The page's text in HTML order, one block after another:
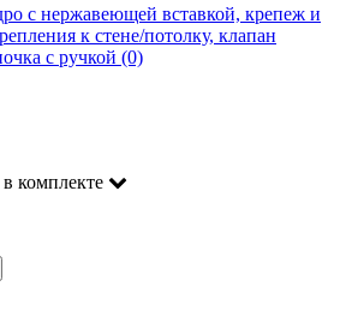
с нержавеющей вставкой, крепеж и
к стене/потолку, клапан
с ручкой (0)
комплекте